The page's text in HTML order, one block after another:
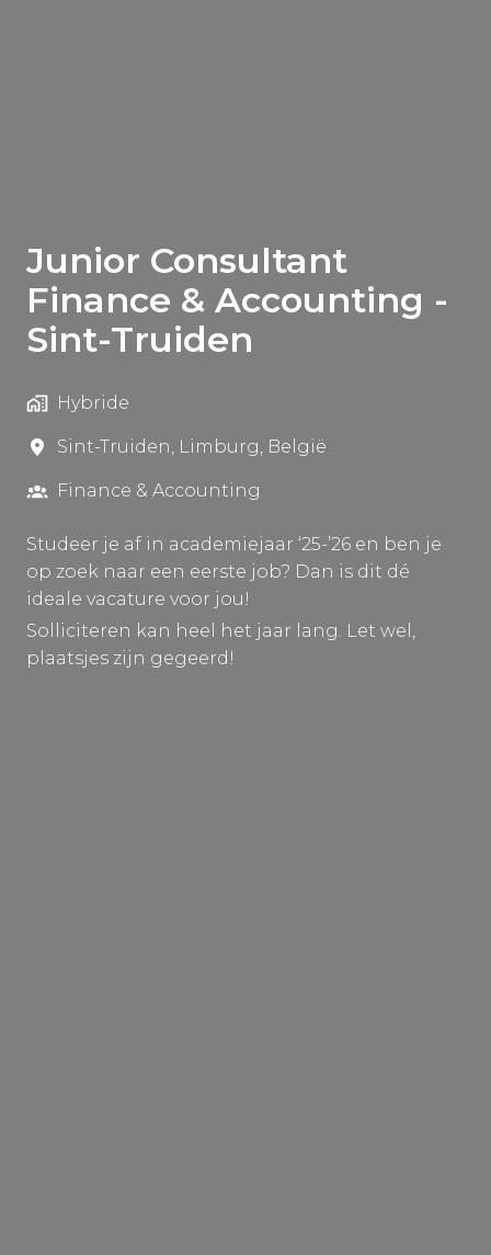
Junior Consultant
Finance & Accounting -
Sint-Truiden
Hybride
Sint-Truiden Limburg België
Finance & Accounting
Studeer je af in academiejaar ‘25-’26 en ben je
op zoek naar een eerste job? Dan is dit dé
ideale vacature voor jou!
Solliciteren kan heel het jaar lang. Let wel,
plaatsjes zijn gegeerd!